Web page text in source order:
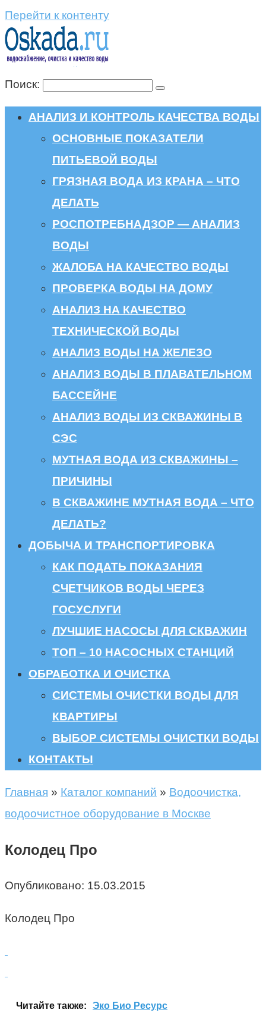
Перейти к контенту
Поиск:
АНАЛИЗ И КОНТРОЛЬ КАЧЕСТВА ВОДЫ
ОСНОВНЫЕ ПОКАЗАТЕЛИ
ПИТЬЕВОЙ ВОДЫ
ГРЯЗНАЯ ВОДА ИЗ КРАНА – ЧТО
ДЕЛАТЬ
РОСПОТРЕБНАДЗОР — АНАЛИЗ
ВОДЫ
ЖАЛОБА НА КАЧЕСТВО ВОДЫ
ПРОВЕРКА ВОДЫ НА ДОМУ
АНАЛИЗ НА КАЧЕСТВО
ТЕХНИЧЕСКОЙ ВОДЫ
АНАЛИЗ ВОДЫ НА ЖЕЛЕЗО
АНАЛИЗ ВОДЫ В ПЛАВАТЕЛЬНОМ
БАССЕЙНЕ
АНАЛИЗ ВОДЫ ИЗ СКВАЖИНЫ В
СЭС
МУТНАЯ ВОДА ИЗ СКВАЖИНЫ –
ПРИЧИНЫ
В СКВАЖИНЕ МУТНАЯ ВОДА – ЧТО
ДЕЛАТЬ?
ДОБЫЧА И ТРАНСПОРТИРОВКА
КАК ПОДАТЬ ПОКАЗАНИЯ
СЧЕТЧИКОВ ВОДЫ ЧЕРЕЗ
ГОСУСЛУГИ
ЛУЧШИЕ НАСОСЫ ДЛЯ СКВАЖИН
ТОП – 10 НАСОСНЫХ СТАНЦИЙ
ОБРАБОТКА И ОЧИСТКА
СИСТЕМЫ ОЧИСТКИ ВОДЫ ДЛЯ
КВАРТИРЫ
ВЫБОР СИСТЕМЫ ОЧИСТКИ ВОДЫ
КОНТАКТЫ
Главная » Каталог компаний » Водоочистка,
водоочистное оборудование в Москве
Колодец Про
Опубликовано: 15.03.2015
Колодец Про
Читайте также: Эко Био Ресурс